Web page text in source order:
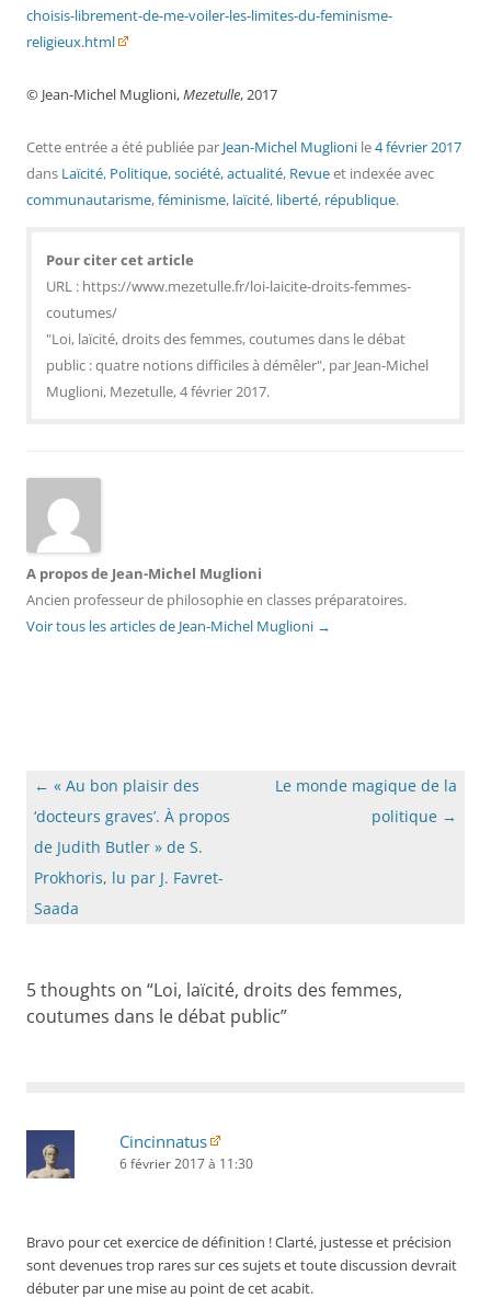
choisis-librement-de-me-voiler-les-limites-du-feminisme-
religieux.html
© Jean-Michel Muglioni,Mezetulle, 2017
Cette entrée a été publiée par Jean-Michel Muglioni le4 février 2017
dans Laïcité, Politique, société, actualité, Revueet indexée avec
communautarisme,féminisme, laïcité, liberté, république.
Pour citer cet article
URL : https://www.mezetulle.fr/loi-laicite-droits-femmes-
coutumes/
"Loi, laïcité, droits des femmes, coutumes dans le débat
public : quatre notions difficiles à démêler", par Jean-Michel
Muglioni, Mezetulle, 4 février 2017.
A propos de Jean-Michel Muglioni
Ancien professeur de philosophie en classes préparatoires.
Voir tous les articles de Jean-Michel Muglioni →
Navigation
des
articles
← « Au bon plaisir des
‘docteurs graves’. À propos
de Judith Butler » de S.
Prokhoris, lu par J. Favret-
Saada
Le monde magique de la
politique →
5 thoughts on “Loi, laïcité, droits des femmes,
coutumes dans le débat public”
Cincinnatus
6 février 2017 à 11:30
Bravo pour cet exercice de définition ! Clarté, justesse et précision
sont devenues trop rares sur ces sujets et toute discussion devrait
débuter par une mise au point de cet acabit.